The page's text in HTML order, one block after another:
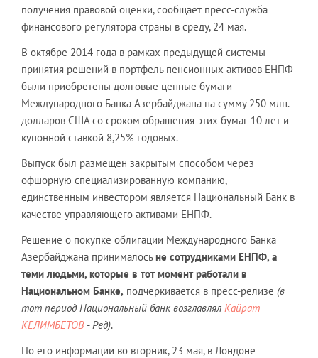
получения правовой оценки, сообщает пресс-служба
финансового регулятора страны в среду, 24 мая.
В октябре 2014 года в рамках предыдущей системы
принятия решений в портфель пенсионных активов ЕНПФ
были приобретены долговые ценные бумаги
Международного Банка Азербайджана на сумму 250 млн.
долларов США со сроком обращения этих бумаг 10 лет и
купонной ставкой 8,25% годовых.
Выпуск был размещен закрытым способом через
офшорную специализированную компанию,
единственным инвестором является Национальный Банк в
качестве управляющего активами ЕНПФ.
Решение о покупке облигации Международного Банка
Азербайджана принималосьне сотрудниками ЕНПФ, а
теми людьми, которые в тот момент работали в
Национальном Банке, подчеркивается в пресс-релизе (в
тот период Национальный банк возглавлял Кайрат
КЕЛИМБЕТОВ - Ред).
По его информации во вторник, 23 мая, в Лондоне